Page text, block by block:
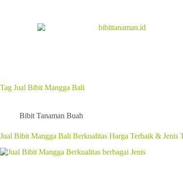
Tag Jual Bibit Mangga Bali
Bibit Tanaman Buah
Jual Bibit Mangga Bali Berkualitas Harga Terbaik & Jenis